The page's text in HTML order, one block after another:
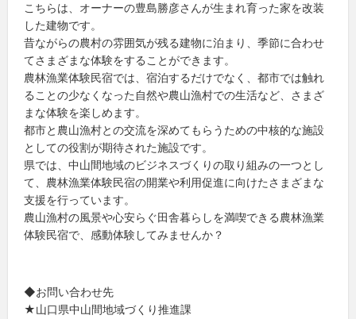
こちらは、オーナーの豊島勝彦さんが生まれ育った家を改装
した建物です。
昔ながらの農村の雰囲気が残る建物に泊まり、季節に合わせ
てさまざまな体験をすることができます。
農林漁業体験民宿では、宿泊するだけでなく、都市では触れ
ることの少なくなった自然や農山漁村での生活など、さまざ
まな体験を楽しめます。
都市と農山漁村との交流を深めてもらうための中核的な施設
としての役割が期待された施設です。
県では、中山間地域のビジネスづくりの取り組みの一つとし
て、農林漁業体験民宿の開業や利用促進に向けたさまざまな
支援を行っています。
農山漁村の風景や心安らぐ田舎暮らしを満喫できる農林漁業
体験民宿で、感動体験してみませんか？
◆お問い合わせ先
★山口県中山間地域づくり推進課